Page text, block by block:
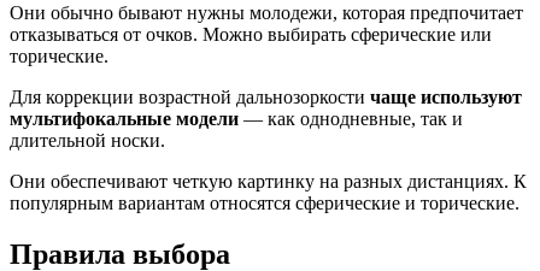
Они обычно бывают нужны молодежи, которая предпочитает
отказываться от очков. Можно выбирать сферические или
торические.
Для коррекции возрастной дальнозоркости чаще используют
мультифокальные модели — как однодневные, так и
длительной носки.
Они обеспечивают четкую картинку на разных дистанциях. К
популярным вариантам относятся сферические и торические.
Правила выбора